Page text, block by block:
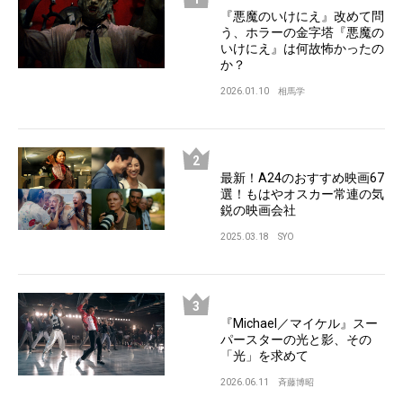
『悪魔のいけにえ』改めて問
う、ホラーの金字塔『悪魔の
いけにえ』は何故怖かったの
か？
2026.01.10 相馬学
最新！A24のおすすめ映画67
選！もはやオスカー常連の気
鋭の映画会社
2025.03.18 SYO
『Michael／マイケル』スー
パースターの光と影、その
「光」を求めて
2026.06.11 斉藤博昭